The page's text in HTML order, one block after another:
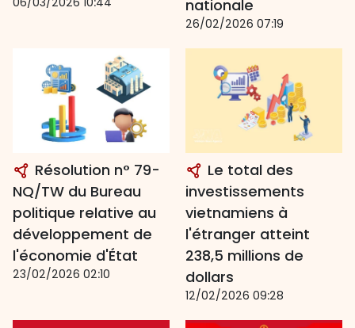
nationale
26/02/2026 07:19
Résolution n° 79-
NQ/TW du Bureau
politique relative au
développement de
l'économie d'État
23/02/2026 02:10
Le total des
investissements
vietnamiens à
l'étranger atteint
238,5 millions de
dollars
12/02/2026 09:28